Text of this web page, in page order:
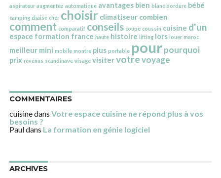
aspirateur augmentez automatique avantages bien blanc bordure bébé
camping chaise cher choisir climatiseur combien
comment comparatif conseils coupe coussin cuisine d'un
espace formation france haute histoire lifting lors louer maroc
meilleur mini mobile montre plus portable pour pourquoi
prix revenus scandinave visage visitervotrevoyage
COMMENTAIRES
cuisinedans Votre espace cuisine ne répond plus à vos
besoins ?
Pauldans La formation en génie logiciel
ARCHIVES